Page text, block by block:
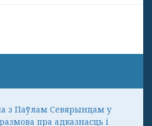
з Паўлам Севярынцам у
пра адказнасць і